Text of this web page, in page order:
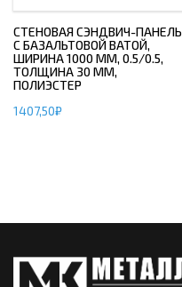
СТЕНОВАЯ СЭНДВИЧ-ПАНЕЛЬ
С БАЗАЛЬТОВОЙ ВАТОЙ,
ШИРИНА 1000 ММ, 0.5/0.5,
ТОЛЩИНА 30 ММ,
ПОЛИЭСТЕР
1407,50₽